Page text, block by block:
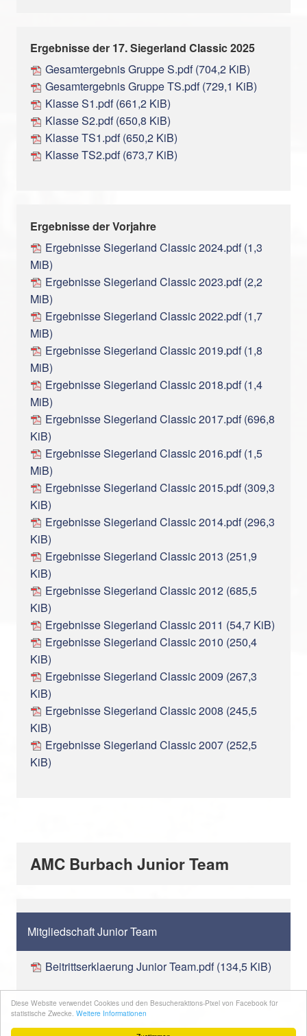
Diese Website verwendet Cookies und den Besucheraktions-Pixel von Facebook für
statistische Zwecke. Weitere Informationen
Ergebnisse der 17. Siegerland Classic 2025
Gesamtergebnis Gruppe S.pdf(704,2 KiB)
Gesamtergebnis Gruppe TS.pdf(729,1 KiB)
Klasse S1.pdf(661,2 KiB)
Klasse S2.pdf(650,8 KiB)
Klasse TS1.pdf(650,2 KiB)
Klasse TS2.pdf(673,7 KiB)
Ergebnisse der Vorjahre
Ergebnisse Siegerland Classic 2024.pdf(1,3
MiB)
Ergebnisse Siegerland Classic 2023.pdf(2,2
MiB)
Ergebnisse Siegerland Classic 2022.pdf(1,7
MiB)
Ergebnisse Siegerland Classic 2019.pdf(1,8
MiB)
Ergebnisse Siegerland Classic 2018.pdf(1,4
MiB)
Ergebnisse Siegerland Classic 2017.pdf(696,8
KiB)
Ergebnisse Siegerland Classic 2016.pdf(1,5
MiB)
Ergebnisse Siegerland Classic 2015.pdf(309,3
KiB)
Ergebnisse Siegerland Classic 2014.pdf(296,3
KiB)
Ergebnisse Siegerland Classic 2013 (251,9
KiB)
Ergebnisse Siegerland Classic 2012 (685,5
KiB)
Ergebnisse Siegerland Classic 2011 (54,7 KiB)
Ergebnisse Siegerland Classic 2010 (250,4
KiB)
Ergebnisse Siegerland Classic 2009 (267,3
KiB)
Ergebnisse Siegerland Classic 2008 (245,5
KiB)
Ergebnisse Siegerland Classic 2007 (252,5
KiB)
AMC Burbach Junior Team
Mitgliedschaft Junior Team
Beitrittserklaerung Junior Team.pdf(134,5 KiB)